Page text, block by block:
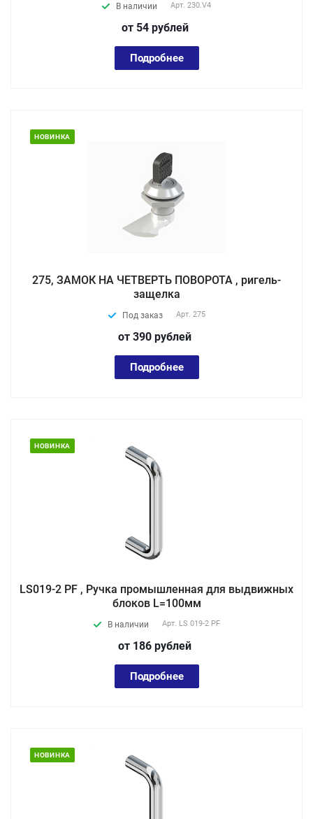
В наличии Арт. 230.V4
от 54 рублей
Подробнее
НОВИНКА
275, ЗАМОК НА ЧЕТВЕРТЬ ПОВОРОТА , ригель-
защелка
Под заказ Арт. 275
от 390 рублей
Подробнее
НОВИНКА
LS019-2 PF , Ручка промышленная для выдвижных
блоков L=100мм
В наличии Арт. LS 019-2 PF
от 186 рублей
Подробнее
НОВИНКА